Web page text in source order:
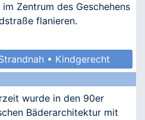
Zentrum des Geschehens
flanieren.
• Kindgerecht
wurde in den 90er
Bäderarchitektur mit